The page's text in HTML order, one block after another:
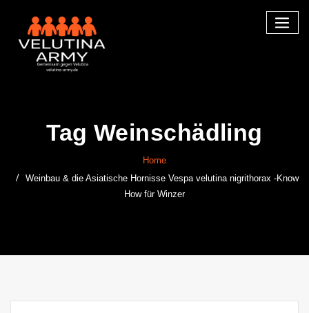
content
Tag Weinschädling
Home
Weinbau & die Asiatische Hornisse Vespa velutina nigrithorax -Know
How für Winzer